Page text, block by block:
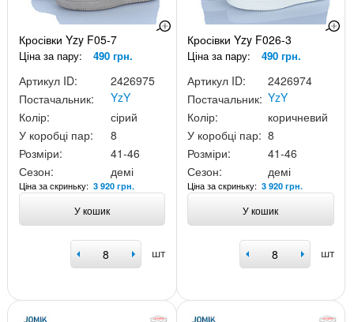
Кросівки Yzy F05-7
Ціна за пару: 490 грн.
Артикул ID:
2426975
Постачальник:
YzY
Колір:
сірий
У коробці пар:
8
Розміри:
41-46
Сезон:
демі
Ціна за скриньку: 3 920 грн.
У кошик
шт
Кросівки Yzy F026-3
Ціна за пару: 490 грн.
Артикул ID:
2426974
Постачальник: YzY
Колір:
коричневий
У коробці пар: 8
Розміри:
41-46
Сезон:
демі
Ціна за скриньку:3 920 грн.
У кошик
шт